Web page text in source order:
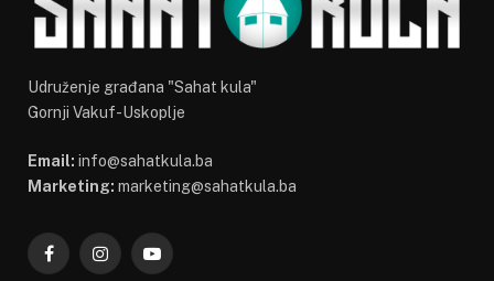
Udruženje građana "Sahat kula"
Gornji Vakuf-Uskoplje
Email: info@sahatkula.ba
Marketing: marketing@sahatkula.ba
FacebookInstagramYouTube